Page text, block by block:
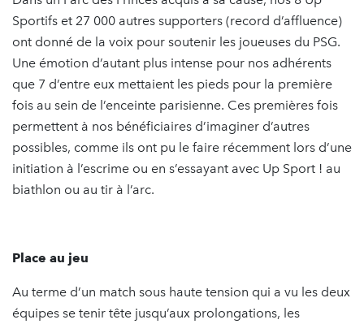
Sportifs et 27 000 autres supporters (record d’affluence)
ont donné de la voix pour soutenir les joueuses du PSG.
Une émotion d’autant plus intense pour nos adhérents
que 7 d’entre eux mettaient les pieds pour la première
fois au sein de l’enceinte parisienne. Ces premières fois
permettent à nos bénéficiaires d’imaginer d’autres
possibles, comme ils ont pu le faire récemment lors d’une
initiation à l’escrime ou en s’essayant avec Up Sport ! au
biathlon ou au tir à l’arc.
Place au jeu
Au terme d’un match sous haute tension qui a vu les deux
équipes se tenir tête jusqu’aux prolongations, les